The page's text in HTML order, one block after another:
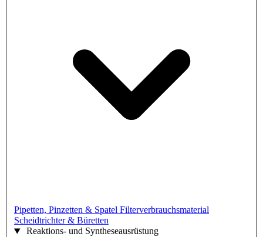
Pipetten, Pinzetten & Spatel Filterverbrauchsmaterial
Scheidtrichter & Büretten
Reaktions- und Syntheseausrüstung